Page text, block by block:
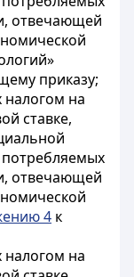
отвечающей
приказу;
налогом на
ставке,
отвечающей
4 к
налогом на